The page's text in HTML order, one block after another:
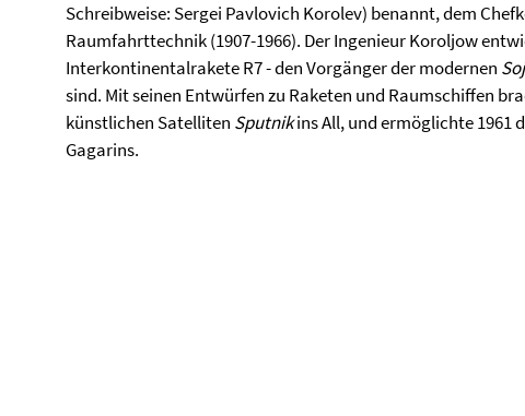
Schreibweise: Sergei Pavlovich Korolev) benannt, dem
Raumfahrttechnik (1907-1966). Der Ingenieur Koroljow
Interkontinentalrakete R7 - den Vorgänger der modernen
sind. Mit seinen Entwürfen zu Raketen und Raumschiffen
künstlichen Satelliten Sputnikins All, und ermöglichte 1961
Gagarins.